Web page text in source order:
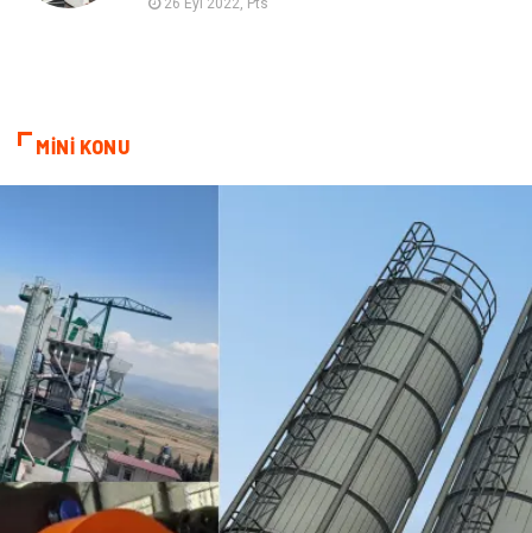
26 Eyl 2022, Pts
MİNİ KONU